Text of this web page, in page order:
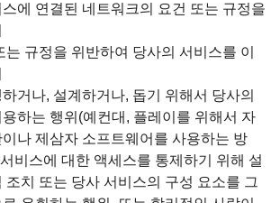
에 연결된 네트워크의 요건 또는 규정을
는 규정을 위반하여 당사의 서비스를 이
거나, 설계하거나, 돕기 위해서 당사의
하는 행위(예컨대, 플레이를 위해서 자
나 제삼자 소프트웨어를 사용하는 방
비스에 대한 액세스를 통제하기 위해 설
조치 또는 당사 서비스의 구성 요소를 그